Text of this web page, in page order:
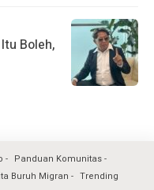
Boleh,
Panduan Komunitas
Buruh Migran Trending